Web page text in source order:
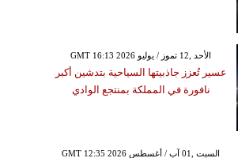
GMT 16:13 2026 الأحد ,12 تموز / يوليو
عسير تُعزز جاذبيتها السياحية بتدشين أكبر
نافورة في المملكة بمنتجع الوادي
GMT 12:35 2026 السبت ,01 آب / أغسطس